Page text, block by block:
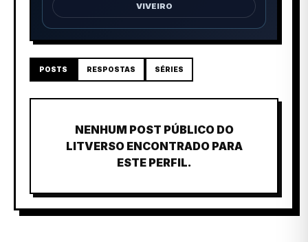
VIVEIRO
POSTS RESPOSTAS SÉRIES
NENHUM POST PÚBLICO DO
LITVERSO ENCONTRADO PARA
ESTE PERFIL.